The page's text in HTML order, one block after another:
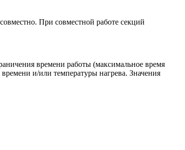
При совместной работе секций
времени работы (максимальное время
и/или температуры нагрева. Значения